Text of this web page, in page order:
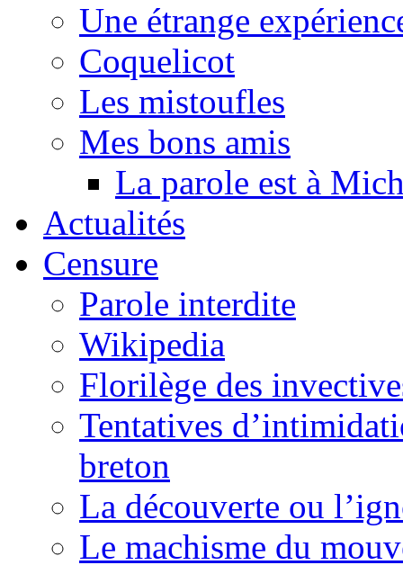
Une étrange
Coquelicot
Les mistoufles
Mes bons amis
La parole est à
Actualités
Censure
Parole interdite
Wikipedia
Florilège des
Tentatives
breton
La découverte ou
Le machisme du